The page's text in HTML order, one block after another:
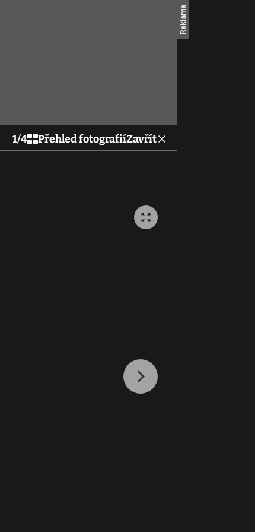
1/4 Přehled fotografiíZavřít